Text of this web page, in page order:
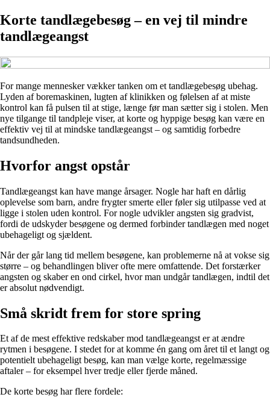
Korte tandlægebesøg – en vej til mindre
tandlægeangst
For mange mennesker vækker tanken om et tandlægebesøg ubehag.
Lyden af boremaskinen, lugten af klinikken og følelsen af at miste
kontrol kan få pulsen til at stige, længe før man sætter sig i stolen. Men
nye tilgange til tandpleje viser, at korte og hyppige besøg kan være en
effektiv vej til at mindske tandlægeangst – og samtidig forbedre
tandsundheden.
Hvorfor angst opstår
Tandlægeangst kan have mange årsager. Nogle har haft en dårlig
oplevelse som barn, andre frygter smerte eller føler sig utilpasse ved at
ligge i stolen uden kontrol. For nogle udvikler angsten sig gradvist,
fordi de udskyder besøgene og dermed forbinder tandlægen med noget
ubehageligt og sjældent.
Når der går lang tid mellem besøgene, kan problemerne nå at vokse sig
større – og behandlingen bliver ofte mere omfattende. Det forstærker
angsten og skaber en ond cirkel, hvor man undgår tandlægen, indtil det
er absolut nødvendigt.
Små skridt frem for store spring
Et af de mest effektive redskaber mod tandlægeangst er at ændre
rytmen i besøgene. I stedet for at komme én gang om året til et langt og
potentielt ubehageligt besøg, kan man vælge korte, regelmæssige
aftaler – for eksempel hver tredje eller fjerde måned.
De korte besøg har flere fordele: